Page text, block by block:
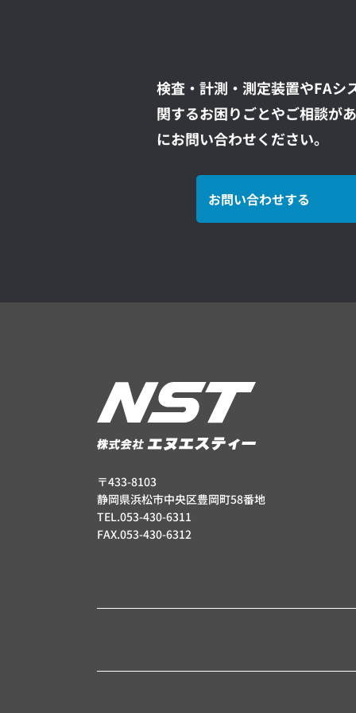
検査・計測・測定装置やFAシ
関するお困りごとやご相談が
にお問い合わせください。
お問い合わせする
〒433-8103
静岡県浜松市中央区豊岡町58番地
TEL.053-430-6311
FAX.053-430-6312